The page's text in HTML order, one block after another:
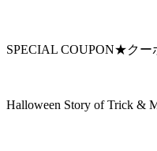
SPECIAL COUPON★ク
Halloween Story of Trick &